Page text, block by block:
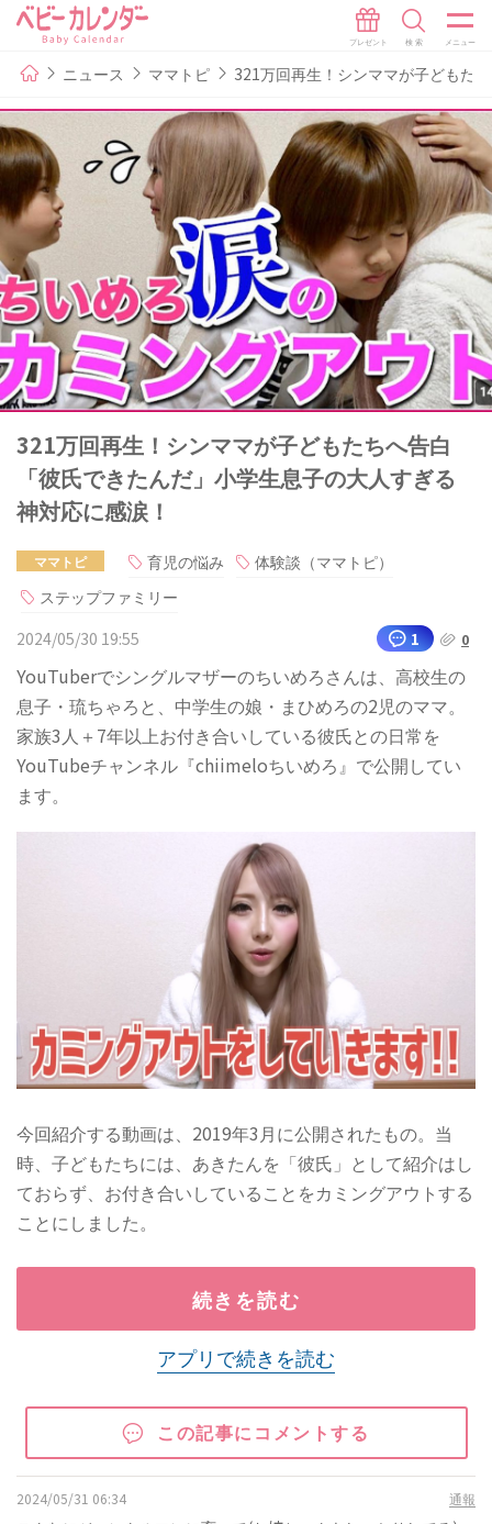
ニュース ママトピ 321万回再生！シンママが子どもた
321万回再生！シンママが子どもたちへ告白
「彼氏できたんだ」小学生息子の大人すぎる
神対応に感涙！
ママトピ 育児の悩み
体験談（ママトピ）
ステップファミリー
2024/05/30 19:55
1 0
YouTuberでシングルマザーのちいめろさんは、高校生の
息子・琉ちゃろと、中学生の娘・まひめろの2児のママ。
家族3人＋7年以上お付き合いしている彼氏との日常を
YouTubeチャンネル『chiimeloちいめろ』で公開してい
ます。
今回紹介する動画は、2019年3月に公開されたもの。当
時、子どもたちには、あきたんを「彼氏」として紹介はし
ておらず、お付き合いしていることをカミングアウトする
ことにしました。
続きを読む
アプリで続きを読む
この記事にコメントする
2024/05/31 06:34 通報